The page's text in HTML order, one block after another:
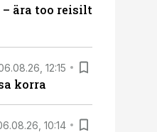
ära too reisilt
12:15
korra
10:14